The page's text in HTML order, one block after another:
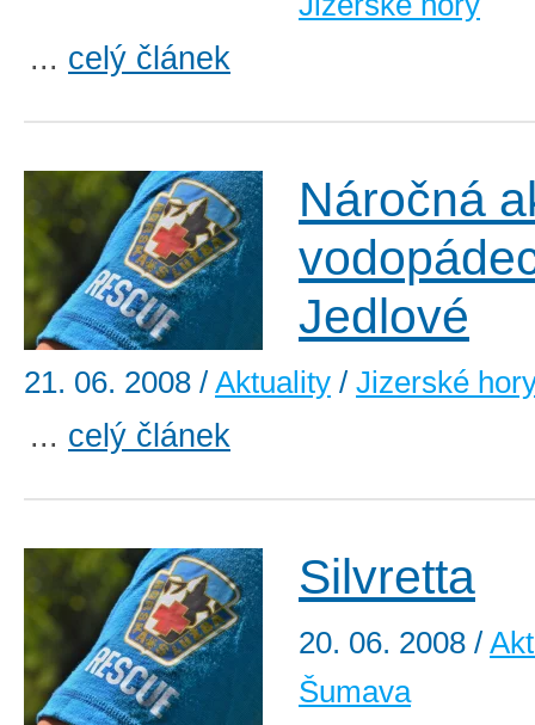
... celý článek
Náročná
Jedlové
21. 06. 2008 / Aktuality / Jizerské
... celý článek
Silvretta
20. 06. 2008 /
Šumava